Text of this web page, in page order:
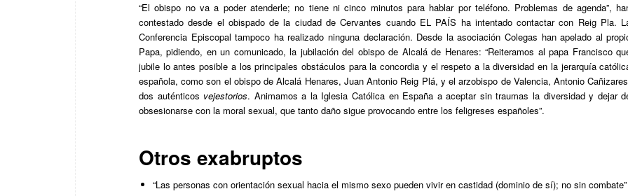
“El obispo no va a poder atenderle; no tiene ni cinco minutos para hablar por teléfono. Problemas de agenda”,
contestado desde el obispado de la ciudad de Cervantes cuando EL PAÍS ha intentado contactar con Reig Pla.
Conferencia Episcopal tampoco ha realizado ninguna declaración. Desde la asociación Colegas han apelado al
Papa, pidiendo, en un comunicado, la jubilación del obispo de Alcalá de Henares: “Reiteramos al papa Francisco
jubile lo antes posible a los principales obstáculos para la concordia y el respeto a la diversidad en la jerarquía
española, como son el obispo de Alcalá Henares, Juan Antonio Reig Plá, y el arzobispo de Valencia, Antonio
dos auténticos vejestorios. Animamos a la Iglesia Católica en España a aceptar sin traumas la diversidad y dejar
obsesionarse con la moral sexual, que tanto daño sigue provocando entre los feligreses españoles”.
Otros exabruptos
“Las personas con orientación sexual hacia el mismo sexo pueden vivir en castidad (dominio de sí); no sin combate”